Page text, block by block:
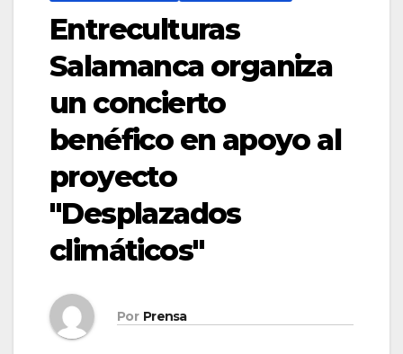
Entreculturas
Salamanca organiza
un concierto
benéfico en apoyo al
proyecto
"Desplazados
climáticos"
Por Prensa